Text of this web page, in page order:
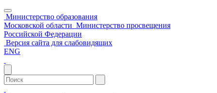
Министерство образования
Московской области Министерство просвещения
Российской Федерации
Версия сайта для слабовидящих
ENG